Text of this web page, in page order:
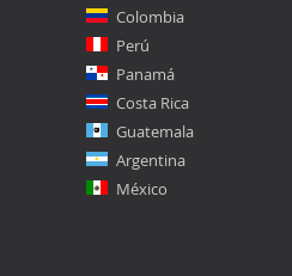
Colombia
Perú
Panamá
Costa Rica
Guatemala
Argentina
México